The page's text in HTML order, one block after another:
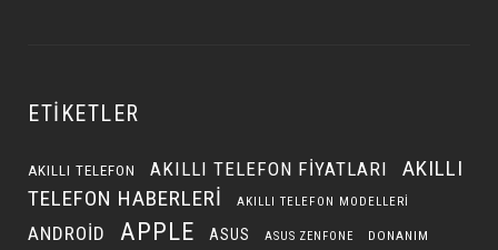
ETIKETLER
AKILLI TELEFON AKILLI TELEFON FIYATLARI
AKILLI
TELEFON HABERLERI
AKILLI TELEFON MODELLERI
ANDROID APPLE ASUS ASUS ZENFONE DONANIM